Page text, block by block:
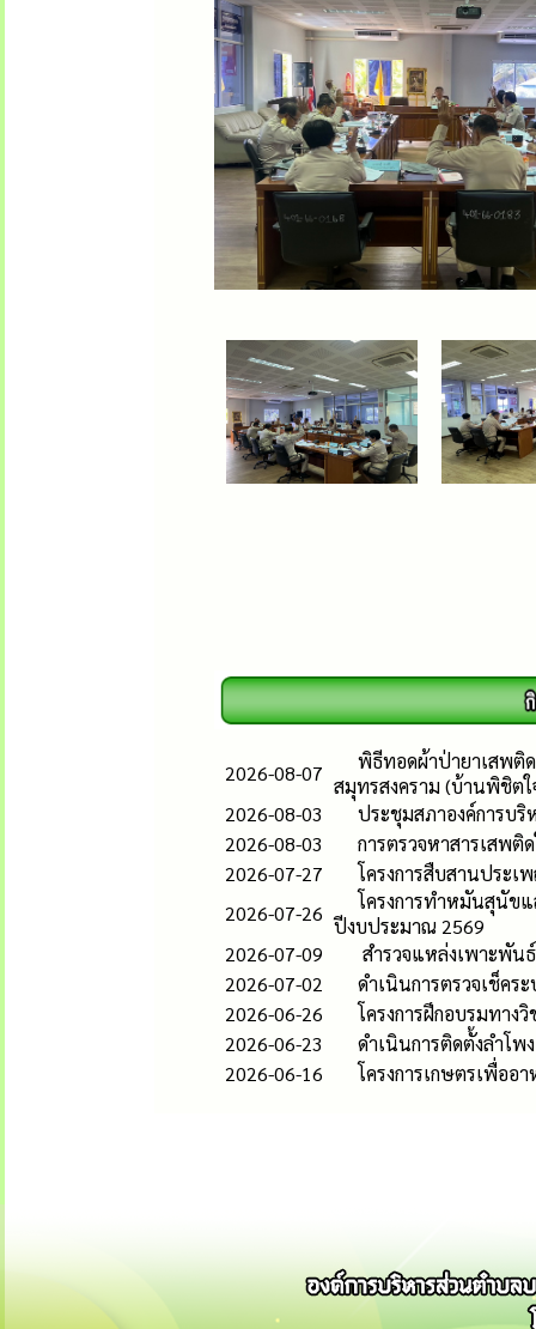
2026-08-07
พิธีทอดผ้าป่ายาเสพติ
สมุทรสงคราม (บ้านพิชิต
2026-08-03
ประชุมสภาองค์การบ
2026-08-03
การตรวจหาสารเสพติ
2026-07-27
โครงการสืบสานประ
2026-07-26
โครงการทำหมันสุนัข
ปีงบประมาณ 2569
2026-07-09
สำรวจแหล่งเพาะพัน
2026-07-02
ดำเนินการตรวจเช็คร
2026-06-26
โครงการฝึกอบรมทาง
2026-06-23
ดำเนินการติดตั้งลำโ
2026-06-16
โครงการเกษตรเพื่ออ